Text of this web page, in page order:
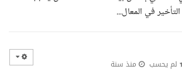
في المعال...
لم يحسب منذ سنة